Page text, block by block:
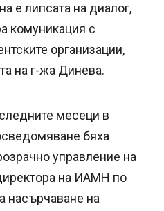
е липсата на диалог,
комуникация с
организации,
на г-жа Динева.
месеци в
бяха
управление на
на ИАМН по
насърчаване на